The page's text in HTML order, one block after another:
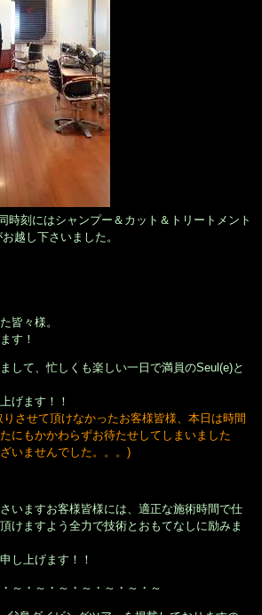
時刻にはシャンプー＆カット＆トリートメント
お越し下さいました。
皆々様。
す！
して、忙しくも楽しい一日で満員のSeul(e)と
げます！！
させて頂けなかったお客様皆様、本日は時間
にもかかわらずお待たせしてしまいました
いませんでした。。。)
いますお客様皆様には、適正な施術時間で仕
けますよう全力で技術とおもてなしに励みま
し上げます！！
～・～・～・～・～・～・～